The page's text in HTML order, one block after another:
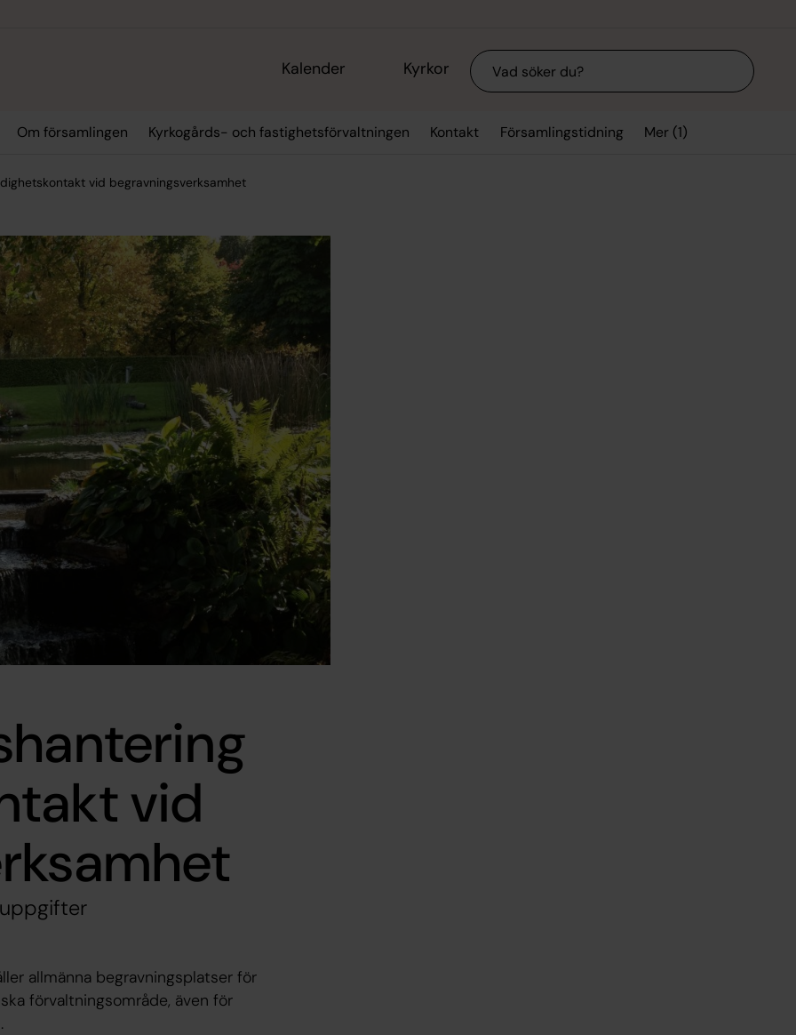
Kalender Kyrkor Sök
Om församlingen Kyrkogårds- och fastighetsförvaltningen Kontakt Församlingstidning Mer (1)
vid begravningsverksamhet
vid
allmänna begravningsplatser för
förvaltningsområde, även för